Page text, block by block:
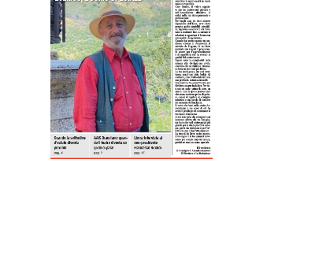
Tumblr Telegram